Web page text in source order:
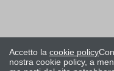
Accetto la cookie policy
nostra cookie policy, a